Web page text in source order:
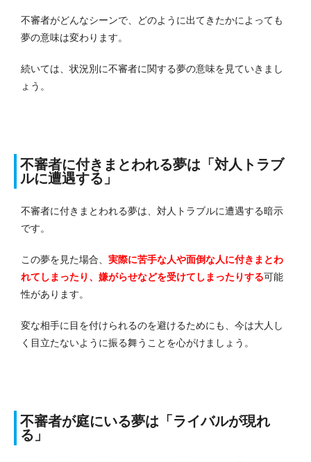
不審者がどんなシーンで、どのように出てきたかによっても
夢の意味は変わります。
続いては、状況別に不審者に関する夢の意味を見ていきまし
ょう。
不審者に付きまとわれる夢は「対人トラブ
ルに遭遇する」
不審者に付きまとわれる夢は、対人トラブルに遭遇する暗示
です。
この夢を見た場合、 実際に苦手な人や面倒な人に付きまとわ
れてしまったり、嫌がらせなどを受けてしまったりする可能
性があります。
変な相手に目を付けられるのを避けるためにも、今は大人し
く目立たないように振る舞うことを心がけましょう。
不審者が庭にいる夢は「ライバルが現れ
る」